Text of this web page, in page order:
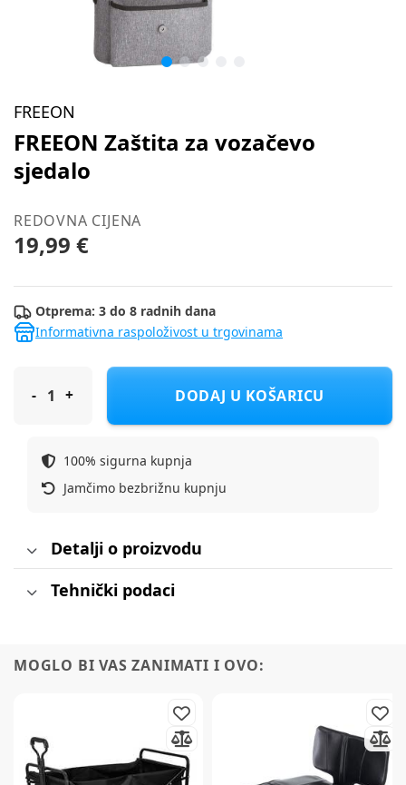
FREEON
FREEON Zaštita za vozačevo
sjedalo
REDOVNA CIJENA
19,99 €
Otprema: 3 do 8 radnih dana
Informativna raspoloživost u trgovinama
FREEON Zaštita za vozačevo sjedalo
DODAJ U KOŠARICU
100% sigurna kupnja
Jamčimo bezbrižnu kupnju
Detalji o proizvodu
Tehnički podaci
MOGLO BI VAS ZANIMATI I OVO: